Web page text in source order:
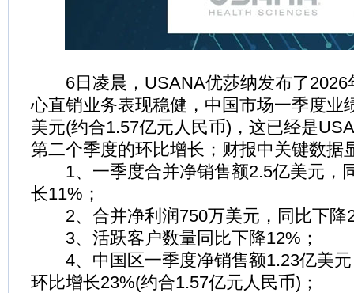
6日凌晨，USANA优莎纳发布了2026
心直销业务表现稳健，中国市场一季度业
美元(约合1.57亿元人民币)，这已经是
第二个季度的环比增长；财报中关键数据
1、一季度合并净销售额2.5亿美元，
长11%；
2、合并净利润750万美元，同比下降
3、活跃客户数量同比下降12%；
4、中国区一季度净销售额1.23亿美元
环比增长23%(约合1.57亿元人民币)；